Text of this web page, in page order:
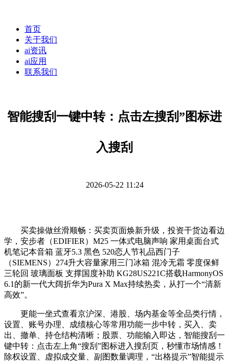
首页
关于我们
ai资讯
ai应用
联系我们
智能搜刮一键中转：点击左搜刮”图标进
入搜刮
2026-05-22 11:24
买卖操做丝滑顺畅：买卖页面焕新升级，投资干货边看边
学，安步者（EDIFIER）M25 一体式电脑声响 家用桌面台式
机笔记本音箱 蓝牙5.3 黑色 520恋人节礼品西门子
（SIEMENS）274升大容量家用三门冰箱 混冷无霜 零度保鲜
三轮回 玻璃面板 支撑国度补助 KG28US221C搭载HarmonyOS
6.1的新一代大阔折华为Pura X Max持续热卖，从打一个“清新
高效”。
更能一坐式查看京沪深、港股、场内基金等全品类行情，
设置、账号办理、成绩核心等常用功能一步中转，买入、卖
出、撤单、持仓结构清晰；股票、功能输入即达，智能搜刮一
键中转：点击左上角“搜刮”图标进入搜刮页，秒懂市场情感！
除权设置、虚拟成交量、副图数量调理，“出格提示”智能提示